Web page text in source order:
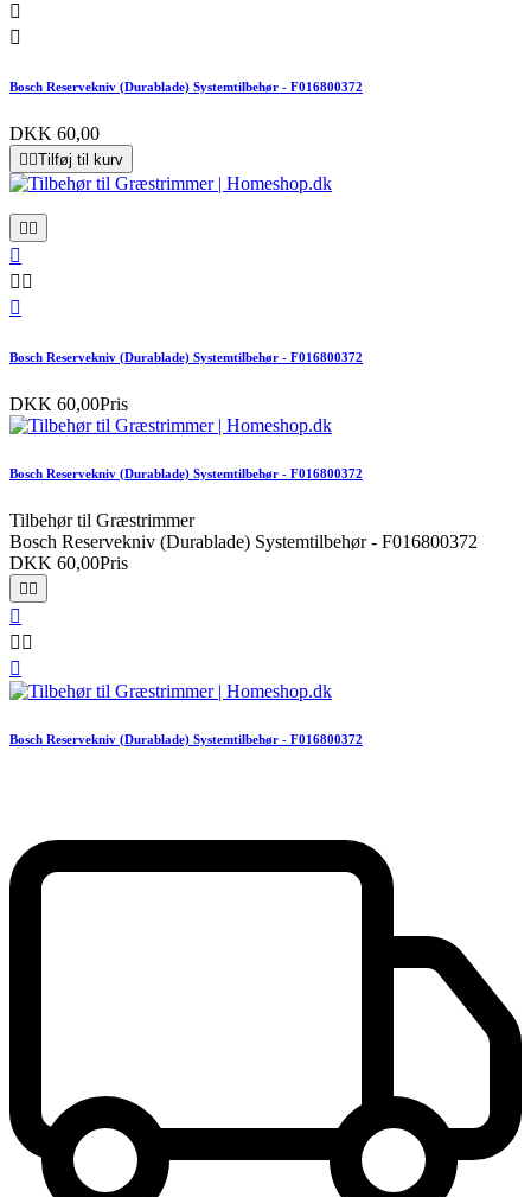


Bosch Reservekniv (Durablade) Systemtilbehør - F016800372
DKK 60,00
 Tilføj til kurv
 

 

Bosch Reservekniv (Durablade) Systemtilbehør - F016800372
DKK 60,00Pris
Bosch Reservekniv (Durablade) Systemtilbehør - F016800372
Tilbehør til Græstrimmer
Bosch Reservekniv (Durablade) Systemtilbehør - F016800372
DKK 60,00Pris
 

 

Bosch Reservekniv (Durablade) Systemtilbehør - F016800372